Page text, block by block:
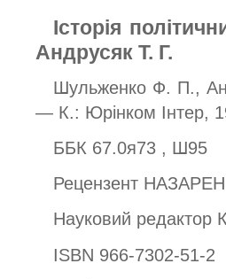
Історія
Андрусяк Т. Г.
Шульженко Ф. П.,
— К.: Юрінком Інтер,
ББК 67.0я73 , Ш95
Рецензент
Науковий
ISBN 966-7302-51-2